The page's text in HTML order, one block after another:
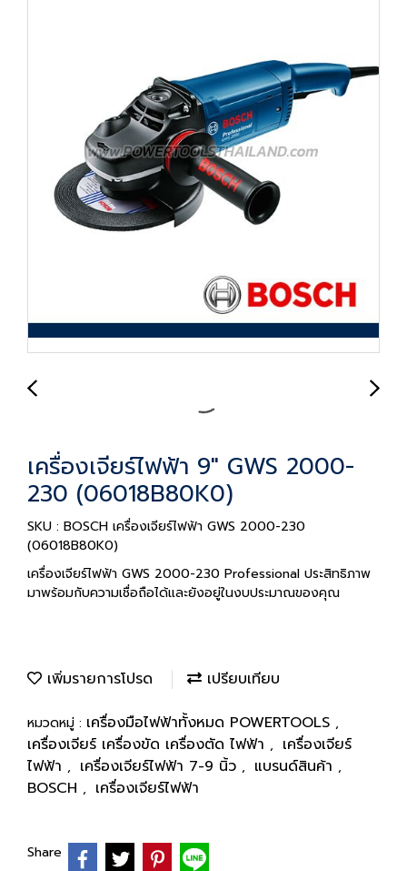
เครื่องเจียร์ไฟฟ้า 9" GWS 2000-
230 (06018B80K0)
SKU : BOSCH เครื่องเจียร์ไฟฟ้า GWS 2000-230
(06018B80K0)
เครื่องเจียร์ไฟฟ้า GWS 2000-230 Professional ประสิทธิภาพ
มาพร้อมกับความเชื่อถือได้และยังอยู่ในงบประมาณของคุณ
เพิ่มรายการโปรด เปรียบเทียบ
หมวดหมู่ : เครื่องมือไฟฟ้าทั้งหมด POWERTOOLS ,
เครื่องเจียร์ เครื่องขัด เครื่องตัด ไฟฟ้า , เครื่องเจียร์
ไฟฟ้า , เครื่องเจียร์ไฟฟ้า 7-9 นิ้ว , แบรนด์สินค้า ,
BOSCH , เครื่องเจียร์ไฟฟ้า
Share